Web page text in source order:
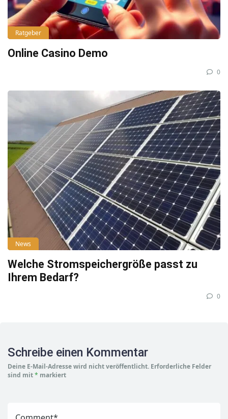
Ratgeber
Online Casino Demo
0
News
Welche Stromspeichergröße passt zu
Ihrem Bedarf?
0
Schreibe einen Kommentar
Deine E-Mail-Adresse wird nicht veröffentlicht. Erforderliche Felder
sind mit* markiert